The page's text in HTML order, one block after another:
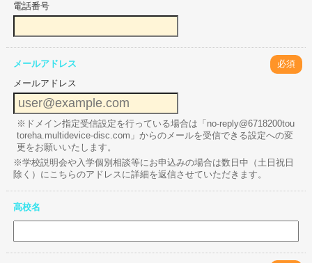
電話番号
メールアドレス
必須
メールアドレス
※ドメイン指定受信設定を行っている場合は「no-reply@6718200tou
toreha.multidevice-disc.com」からのメールを受信できる設定への変
更をお願いいたします。
※学校説明会や入学個別相談等にお申込みの場合は数日中（土日祝日
除く）にこちらのアドレスに詳細を返信させていただきます。
高校名